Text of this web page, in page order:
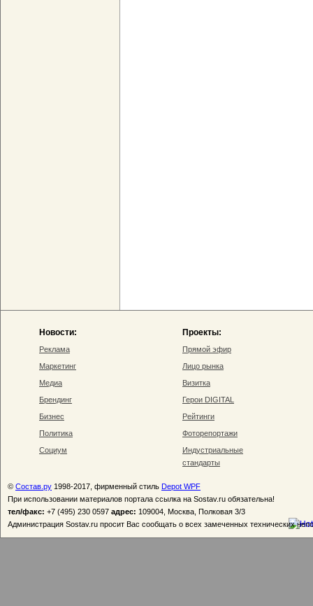
Новости:
Реклама
Маркетинг
Медиа
Брендинг
Бизнес
Политика
Социум
Проекты:
Прямой эфир
Лицо рынка
Визитка
Герои DIGITAL
Рейтинги
Фоторепортажи
Индустриальные
стандарты
© Состав.ру 1998-2017, фирменный стиль Depot WPF
При использовании материалов портала ссылка на Sostav.ru обязательна!
тел/факс: +7 (495) 230 0597 адрес: 109004, Москва, Полковая 3/3
Администрация Sostav.ru просит Вас сообщать о всех замеченных технических